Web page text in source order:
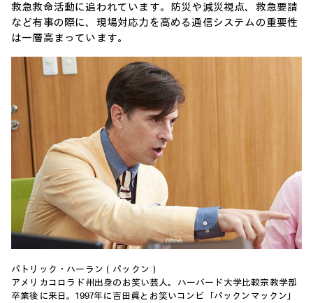
救急救命活動に追われています。防災や減災視点、救急要請
など有事の際に、現場対応力を高める通信システムの重要性
は一層高まっています。
パトリック・ハーラン（パックン）
アメリカコロラド州出身のお笑い芸人。ハーバード大学比較宗教学部
卒業後に来日。1997年に吉田眞とお笑いコンビ「パックンマックン」